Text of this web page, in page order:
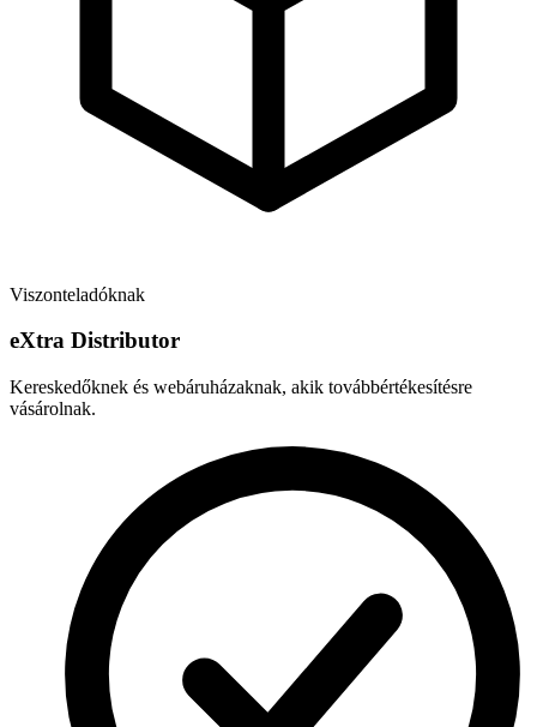
Viszonteladóknak
eXtra Distributor
Kereskedőknek és webáruházaknak, akik továbbértékesítésre
vásárolnak.